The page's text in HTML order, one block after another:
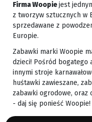
Firma Woopiejest
z tworzyw sztucznych w
sprzedawane z
Europie.
Zabawki marki Woopie
dzieci! Pośród bogatego
innymi stroje
huśtawki zawieszane,
zabawki ogrodowe, oraz
- daj się ponieść Woopie!